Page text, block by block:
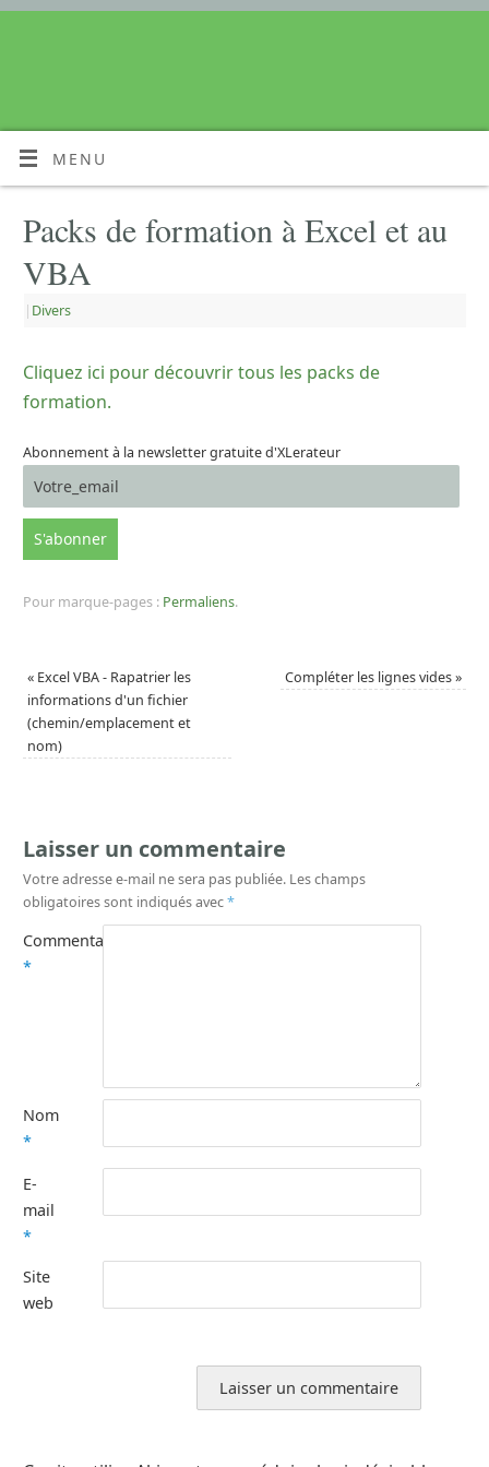
MENU
Packs de formation à Excel et au
VBA
| Divers
Cliquez ici pour découvrir tous les packs de
formation.
Abonnement à la newsletter gratuite d'XLerateur
Pour marque-pages : Permaliens.
« Excel VBA - Rapatrier les
informations d'un fichier
(chemin/emplacement et
nom)
Compléter les lignes vides»
Laisser un commentaire
Votre adresse e-mail ne sera pas publiée. Les champs
obligatoires sont indiqués avec*
Commentaire
*
Nom
*
E-
mail
*
Site
web